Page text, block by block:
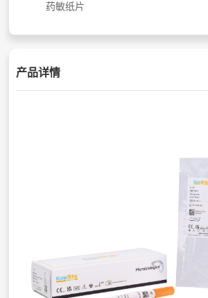
药敏纸片
产品详情